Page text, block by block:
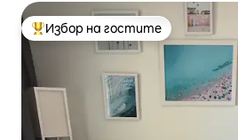
Най-популярен избор на гостите
Избор на гостите